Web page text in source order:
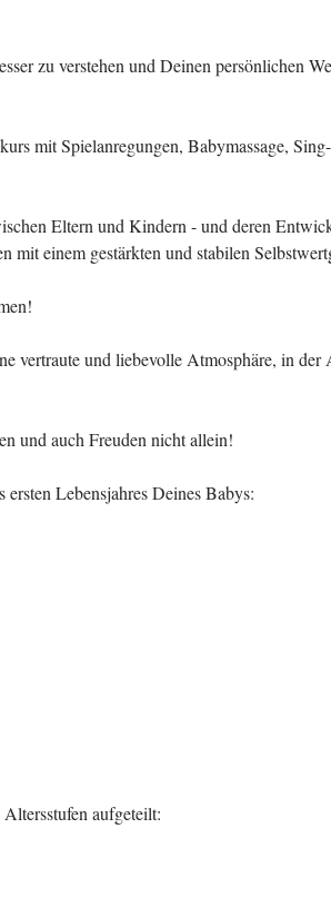
zu verstehen und Deinen persönlichen
mit Spielanregungen, Babymassage,
Eltern und Kindern - und deren
mit einem gestärkten und stabilen
vertraute und liebevolle Atmosphäre, in der
und auch Freuden nicht allein!
Lebensjahres Deines Babys:
aufgeteilt: